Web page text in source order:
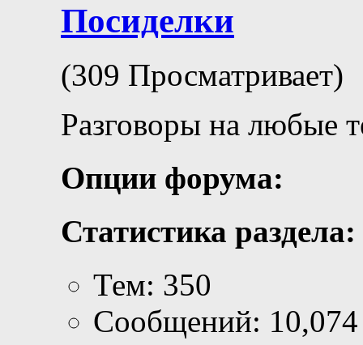
Посиделки
(309 Просматривает)
Разговоры на любые
Опции форума:
Статистика раздела:
Тем: 350
Сообщений: 10,074